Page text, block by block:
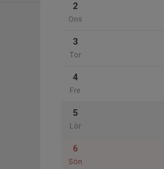
2
Ons
3
Tor
4
Fre
5
Lör
6
Sön